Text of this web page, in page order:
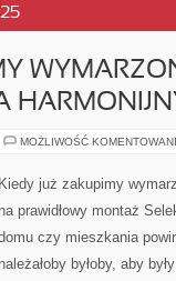
MOŻLIWOŚĆ
Kiedy już zakupimy
na prawidłowy montaż
czy mieszkania
należałoby byłoby, aby